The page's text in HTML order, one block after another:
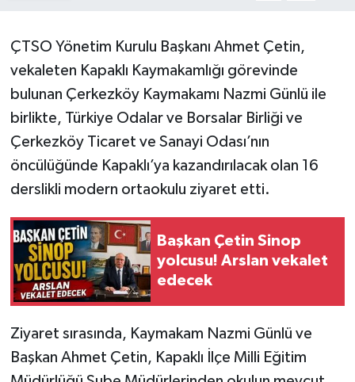
ÇTSO Yönetim Kurulu Başkanı Ahmet Çetin,
vekaleten Kapaklı Kaymakamlığı görevinde
bulunan Çerkezköy Kaymakamı Nazmi Günlü ile
birlikte, Türkiye Odalar ve Borsalar Birliği ve
Çerkezköy Ticaret ve Sanayi Odası’nın
öncülüğünde Kapaklı’ya kazandırılacak olan 16
derslikli modern ortaokulu ziyaret etti.
Başkan Çetin Sinop
yolcusu! Arslan vekalet
edecek
Ziyaret sırasında, Kaymakam Nazmi Günlü ve
Başkan Ahmet Çetin, Kapaklı İlçe Milli Eğitim